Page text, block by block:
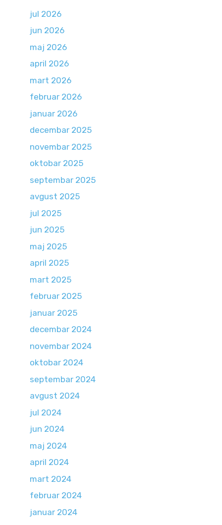
jul 2026
jun 2026
maj 2026
april 2026
mart 2026
februar 2026
januar 2026
decembar 2025
novembar 2025
oktobar 2025
septembar 2025
avgust 2025
jul 2025
jun 2025
maj 2025
april 2025
mart 2025
februar 2025
januar 2025
decembar 2024
novembar 2024
oktobar 2024
septembar 2024
avgust 2024
jul 2024
jun 2024
maj 2024
april 2024
mart 2024
februar 2024
januar 2024